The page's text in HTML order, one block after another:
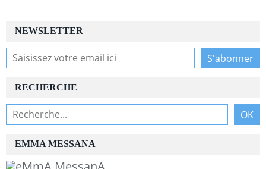
NEWSLETTER
RECHERCHE
EMMA MESSANA